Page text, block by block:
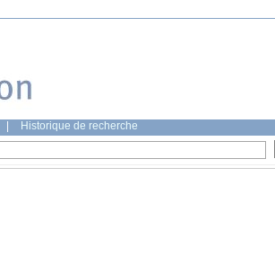
Historique de recherche